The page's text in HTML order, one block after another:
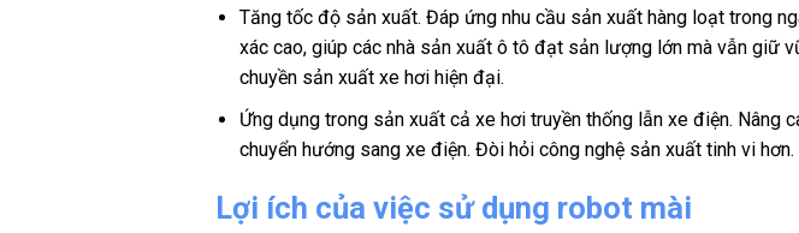
Tăng tốc độ sản xuất. Đáp ứng nhu cầu sản xuất hàng loạt trong
xác cao, giúp các nhà sản xuất ô tô đạt sản lượng lớn mà vẫn giữ
chuyền sản xuất xe hơi hiện đại.
Ứng dụng trong sản xuất cả xe hơi truyền thống lẫn xe điện. Nâng
chuyển hướng sang xe điện. Đòi hỏi công nghệ sản xuất tinh vi hơn.
Lợi ích của việc sử dụng robot mài